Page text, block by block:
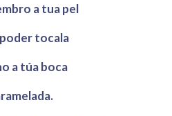
a tua pel
tocala
a túa boca